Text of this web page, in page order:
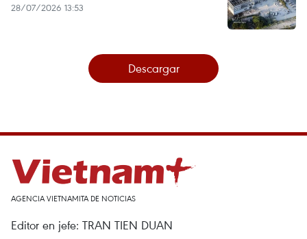
28/07/2026 13:53
Descargar
AGENCIA VIETNAMITA DE NOTICIAS
Editor en jefe: TRAN TIEN DUAN